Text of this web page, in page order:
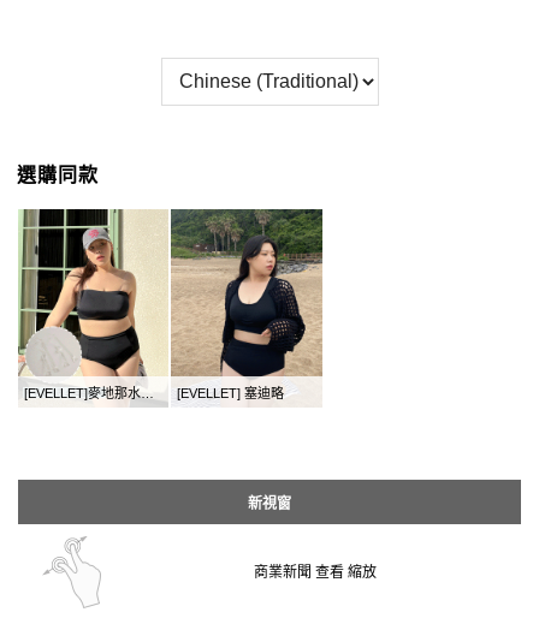
選購同款
[EVELLET]麥地那水體服裝 [EVELLET] 塞迪略
新視窗
商業新聞 查看 縮放